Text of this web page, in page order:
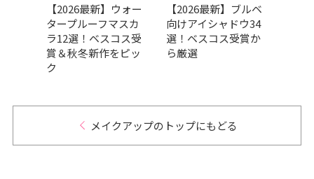
【2026最新】ウォー
タープルーフマスカ
ラ12選！ベスコス受
賞＆秋冬新作をピッ
ク
【2026最新】ブルベ
向けアイシャドウ34
選！ベスコス受賞か
ら厳選
メイクアップのトップにもどる